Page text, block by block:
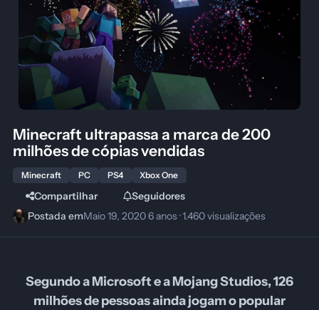
Minecraft ultrapassa a marca de 200
milhões de cópias vendidas
Minecraft PC PS4 Xbox One
Compartilhar
Seguidores
Postada emMaio 19, 20206 anos · 1.460 visualizações
Segundo a Microsoft e a Mojang Studios, 126
milhões de pessoas ainda jogam o popular